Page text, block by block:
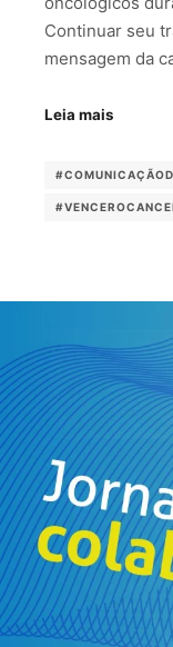
Continuar seu
mensagem da
Leia mais